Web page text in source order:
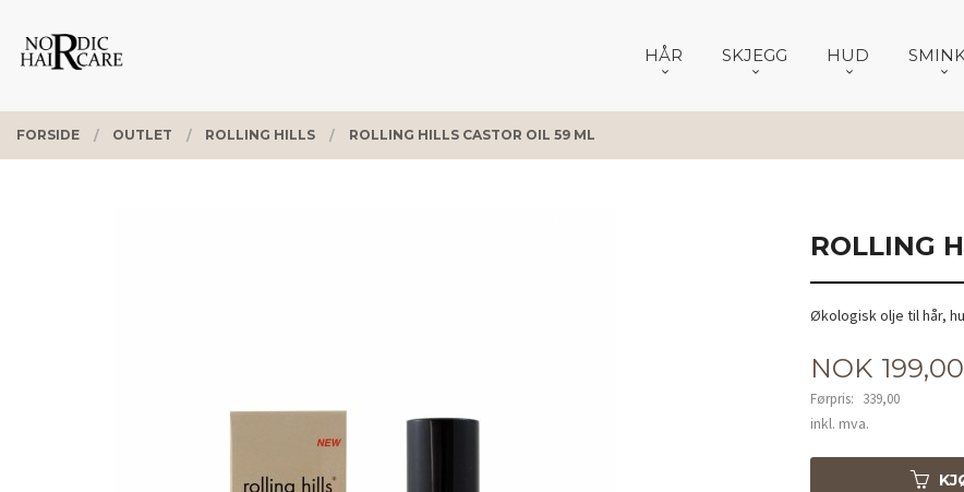
innholdet
PRODUKTER
HÅR SKJEGG HUD
FORSIDE OUTLET ROLLING HILLS ROLLING HILLS CASTOR OIL 59 ML
ROLLING
Økologisk olje til hår,
Tilbud
NOK 199,00
Førpris: 339,00
Rabatt
inkl. mva.